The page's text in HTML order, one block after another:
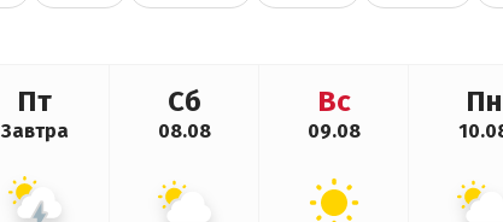
Пт
Завтра
Сб
08.08
Вс
09.08
Пн